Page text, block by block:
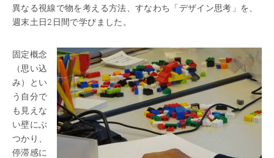
異なる視線で物を考える方法、すなわち「デザイン思考」を、
週末土日2日間で学びました。
固定概念
（思い込
み）とい
う自分で
も見えな
い壁にぶ
つかり、
停滞感に